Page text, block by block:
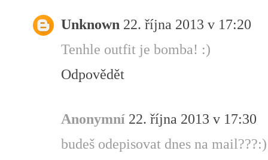
Unknown 22. října 2013 v 17:20
Tenhle outfit je bomba! :)
Odpovědět
Anonymní 22. října 2013 v 17:30
budeš odepisovat dnes na mail???:)